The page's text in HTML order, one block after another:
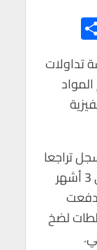
h
ar
e
تداولات
تراجعا
خلال الأسبوع الماضي بأكبر وتيرة في 3 أشهر
دفعت
لضخ